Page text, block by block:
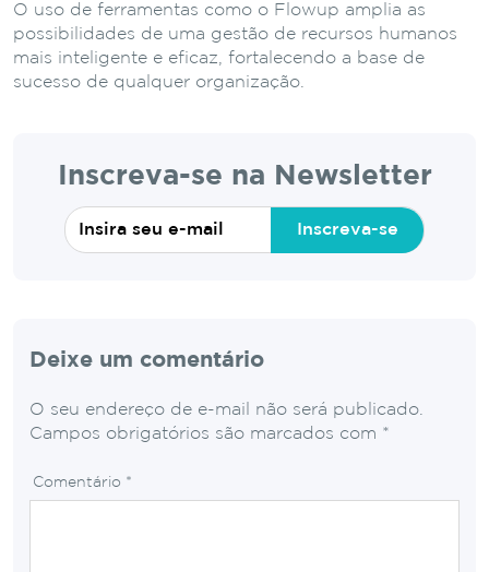
O uso de ferramentas como o Flowup amplia as
possibilidades de uma gestão de recursos humanos
mais inteligente e eficaz, fortalecendo a base de
sucesso de qualquer organização.
Inscreva-se na Newsletter
Inscreva-se
Deixe um comentário
O seu endereço de e-mail não será publicado.
Campos obrigatórios são marcados com *
Comentário *